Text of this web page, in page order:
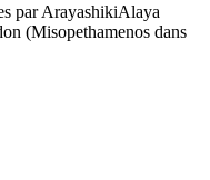
par ArayashikiAlaya
(Misopethamenos dans